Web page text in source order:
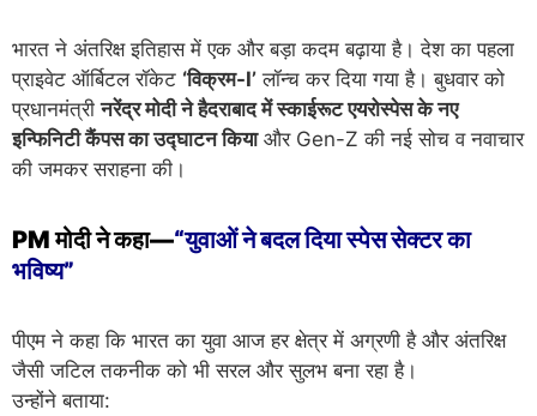
भारत ने अंतरिक्ष इतिहास में एक और बड़ा कदम बढ़ाया है। देश का पहला
प्राइवेट ऑर्बिटल रॉकेट ‘विक्रम-I’ लॉन्च कर दिया गया है। बुधवार को
प्रधानमंत्रीनरेंद्र मोदी ने हैदराबाद में स्काईरूट एयरोस्पेस के नए
इन्फिनिटी कैंपस का उद्घाटन कियाऔर Gen-Z की नई सोच व नवाचार
की जमकर सराहना की।
PM मोदी ने कहा—“युवाओं ने बदल दिया स्पेस सेक्टर का
भविष्य”
पीएम ने कहा कि भारत का युवा आज हर क्षेत्र में अग्रणी है और अंतरिक्ष
जैसी जटिल तकनीक को भी सरल और सुलभ बना रहा है।
उन्होंने बताया: